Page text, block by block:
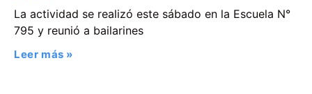
La actividad se realizó este sábado en la Escuela N°
795 y reunió a bailarines
Leer más »